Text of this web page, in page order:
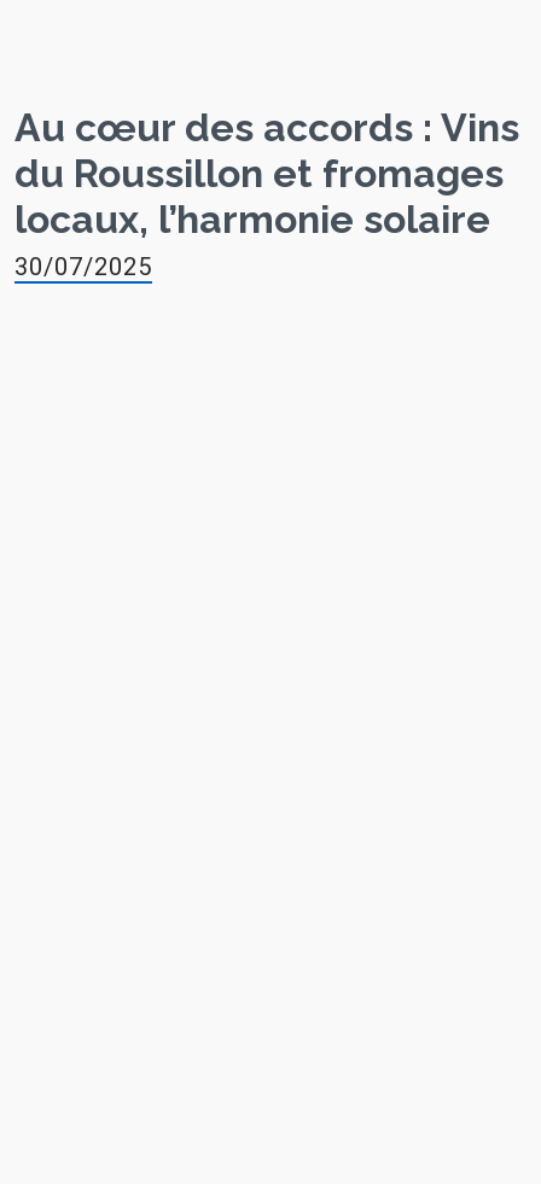
Au cœur des accords : Vins
du Roussillon et fromages
locaux, l’harmonie solaire
30/07/2025